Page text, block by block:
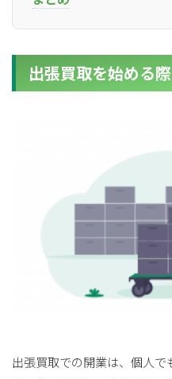
出張買取を始める
出張買取での開業は、個人